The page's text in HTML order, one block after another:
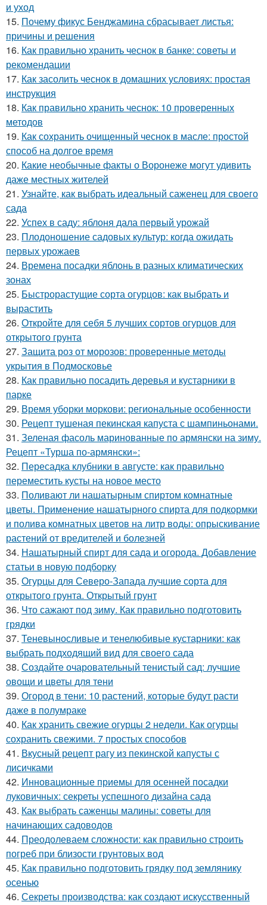
и уход
15. Почему фикус Бенджамина сбрасывает листья:
причины и решения
16. Как правильно хранить чеснок в банке: советы и
рекомендации
17. Как засолить чеснок в домашних условиях: простая
инструкция
18. Как правильно хранить чеснок: 10 проверенных
методов
19. Как сохранить очищенный чеснок в масле: простой
способ на долгое время
20. Какие необычные факты о Воронеже могут удивить
даже местных жителей
21. Узнайте, как выбрать идеальный саженец для своего
сада
22. Успех в саду: яблоня дала первый урожай
23. Плодоношение садовых культур: когда ожидать
первых урожаев
24. Времена посадки яблонь в разных климатических
зонах
25. Быстрорастущие сорта огурцов: как выбрать и
вырастить
26. Откройте для себя 5 лучших сортов огурцов для
открытого грунта
27. Защита роз от морозов: проверенные методы
укрытия в Подмосковье
28. Как правильно посадить деревья и кустарники в
парке
29. Время уборки моркови: региональные особенности
30. Рецепт тушеная пекинская капуста с шампиньонами.
31. Зеленая фасоль маринованные по армянски на зиму.
Рецепт «Турша по-армянски»:
32. Пересадка клубники в августе: как правильно
переместить кусты на новое место
33. Поливают ли нашатырным спиртом комнатные
цветы. Применение нашатырного спирта для подкормки
и полива комнатных цветов на литр воды: опрыскивание
растений от вредителей и болезней
34. Нашатырный спирт для сада и огорода. Добавление
статьи в новую подборку
35. Огурцы для Северо-Запада лучшие сорта для
открытого грунта. Открытый грунт
36. Что сажают под зиму. Как правильно подготовить
грядки
37. Теневыносливые и тенелюбивые кустарники: как
выбрать подходящий вид для своего сада
38. Создайте очаровательный тенистый сад: лучшие
овощи и цветы для тени
39. Огород в тени: 10 растений, которые будут расти
даже в полумраке
40. Как хранить свежие огурцы 2 недели. Как огурцы
сохранить свежими. 7 простых способов
41. Вкусный рецепт рагу из пекинской капусты с
лисичками
42. Инновационные приемы для осенней посадки
луковичных: секреты успешного дизайна сада
43. Как выбрать саженцы малины: советы для
начинающих садоводов
44. Преодолеваем сложности: как правильно строить
погреб при близости грунтовых вод
45. Как правильно подготовить грядку под землянику
осенью
46. Секреты производства: как создают искусственный